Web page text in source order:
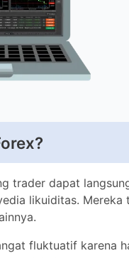
likuiditas. Mereka
pemesanan